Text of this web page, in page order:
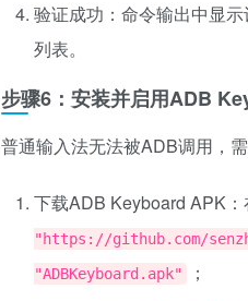
验证成功：命令输出中显
列表。
步骤6：安装并启用ADB
普通输入法无法被ADB调用，
下载ADB Keyboard APK
"https://github.com/
"ADBKeyboard.apk"
；